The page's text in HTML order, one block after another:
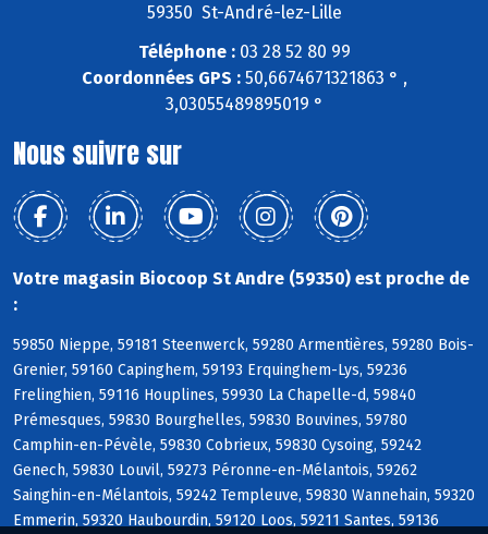
59350 St-André-lez-Lille
Téléphone :03 28 52 80 99
Coordonnées GPS :50,6674671321863 ° ,
3,03055489895019 °
Nous suivre sur
Votre magasin Biocoop St Andre (59350) est proche de
:
59850 Nieppe, 59181 Steenwerck, 59280 Armentières, 59280 Bois-
Grenier, 59160 Capinghem, 59193 Erquinghem-Lys, 59236
Frelinghien, 59116 Houplines, 59930 La Chapelle-d, 59840
Prémesques, 59830 Bourghelles, 59830 Bouvines, 59780
Camphin-en-Pévèle, 59830 Cobrieux, 59830 Cysoing, 59242
Genech, 59830 Louvil, 59273 Péronne-en-Mélantois, 59262
Sainghin-en-Mélantois, 59242 Templeuve, 59830 Wannehain, 59320
Emmerin, 59320 Haubourdin, 59120 Loos, 59211 Santes, 59136